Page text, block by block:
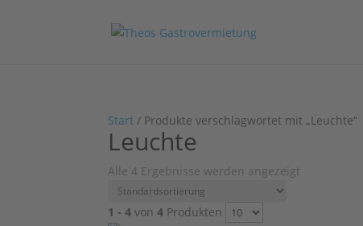
Start / Produkte verschlagwortet mit „Leuchte“
Leuchte
Alle 4 Ergebnisse werden angezeigt
1 - 4 von4 Produkten